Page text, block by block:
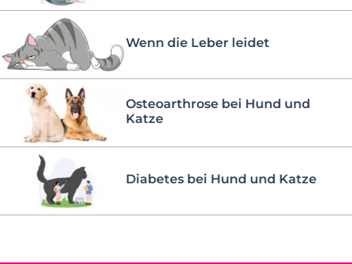
Wenn die Leber leidet
Osteoarthrose bei Hund und
Katze
Diabetes bei Hund und Katze